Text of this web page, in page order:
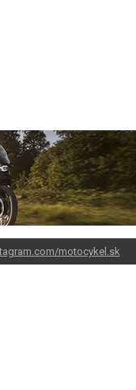
motocykel.sk